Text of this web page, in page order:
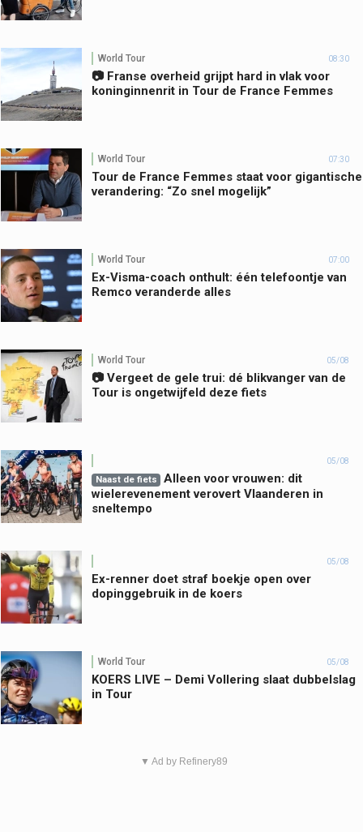
World Tour 08:30
📷 Franse overheid grijpt hard in vlak voor
koninginnenrit in Tour de France Femmes
World Tour 07:30
Tour de France Femmes staat voor gigantische
verandering: “Zo snel mogelijk”
World Tour 07:00
Ex-Visma-coach onthult: één telefoontje van
Remco veranderde alles
World Tour 05/08
📷 Vergeet de gele trui: dé blikvanger van de
Tour is ongetwijfeld deze fiets
05/08
Naast de fiets
Alleen voor vrouwen: dit
wielerevenement verovert Vlaanderen in
sneltempo
05/08
Ex-renner doet straf boekje open over
dopinggebruik in de koers
World Tour 05/08
KOERS LIVE – Demi Vollering slaat dubbelslag
in Tour
▼ Ad by Refinery89